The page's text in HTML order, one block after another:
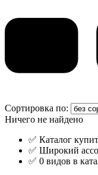
Сортировка по:
Ничего не найдено
✅ Каталог
✅ Широкий
✅ 0 видов в